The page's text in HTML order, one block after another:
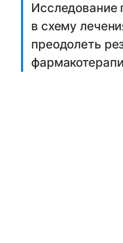
Исследование
в схему
преодолеть